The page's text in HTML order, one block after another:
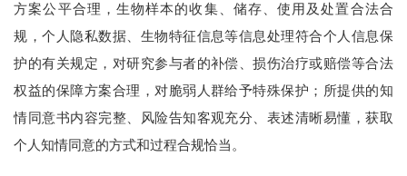
方案公平合理，生物样本的收集、储存、使用及处置合法合
规，个人隐私数据、生物特征信息等信息处理符合个人信息保
护的有关规定，对研究参与者的补偿、损伤治疗或赔偿等合法
权益的保障方案合理，对脆弱人群给予特殊保护；所提供的知
情同意书内容完整、风险告知客观充分、表述清晰易懂，获取
个人知情同意的方式和过程合规恰当。